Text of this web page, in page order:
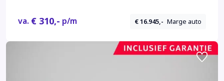
va. € 310,- p/m € 16.945,- Marge auto